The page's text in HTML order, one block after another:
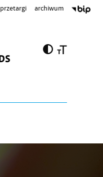
przetargi archiwum